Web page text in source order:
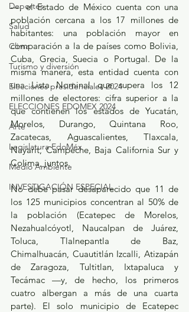
Deportes
Salud
Clima
Turismo y diversión
Elecciones presidenciales 2024
ELECCIONES EDOMEX 2024
Arte
Legislatura EdoMéx
Medio Ambiente
INVESTIGACIÓN ESPECIAL
—, el Estado de México cuenta con una
población cercana a los 17 millones de
habitantes: una población mayor en
comparación a la de países como Bolivia,
Cuba, Grecia, Suecia o Portugal. De la
misma manera, esta entidad cuenta con
una Lista Nominal que supera los 12
millones de electores: cifra superior a la
que contienen los estados de Yucatán,
Morelos, Durango, Quintana Roo,
Zacatecas, Aguascalientes, Tlaxcala,
Nayarit, Campeche, Baja California Sur y
Colima, juntos.
No debe pasar desaparecido que 11 de
los 125 municipios concentran al 50% de
la población (Ecatepec de Morelos,
Nezahualcóyotl, Naucalpan de Juárez,
Toluca, Tlalnepantla de Baz,
Chimalhuacán, Cuautitlán Izcalli, Atizapán
de Zaragoza, Tultitlan, Ixtapaluca y
Tecámac —y, de hecho, los primeros
cuatro albergan a más de una cuarta
parte). El solo municipio de Ecatepec